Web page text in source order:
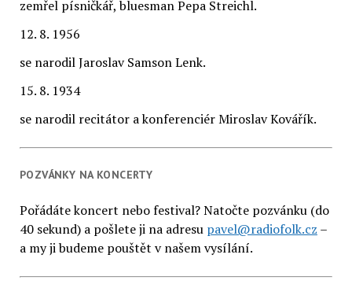
zemřel písničkář, bluesman Pepa Streichl.
12. 8. 1956
se narodil Jaroslav Samson Lenk.
15. 8. 1934
se narodil recitátor a konferenciér Miroslav Kovářík.
POZVÁNKY NA KONCERTY
Pořádáte koncert nebo festival? Natočte pozvánku (do
40 sekund) a pošlete ji na adresu pavel@radiofolk.cz –
a my ji budeme pouštět v našem vysílání.